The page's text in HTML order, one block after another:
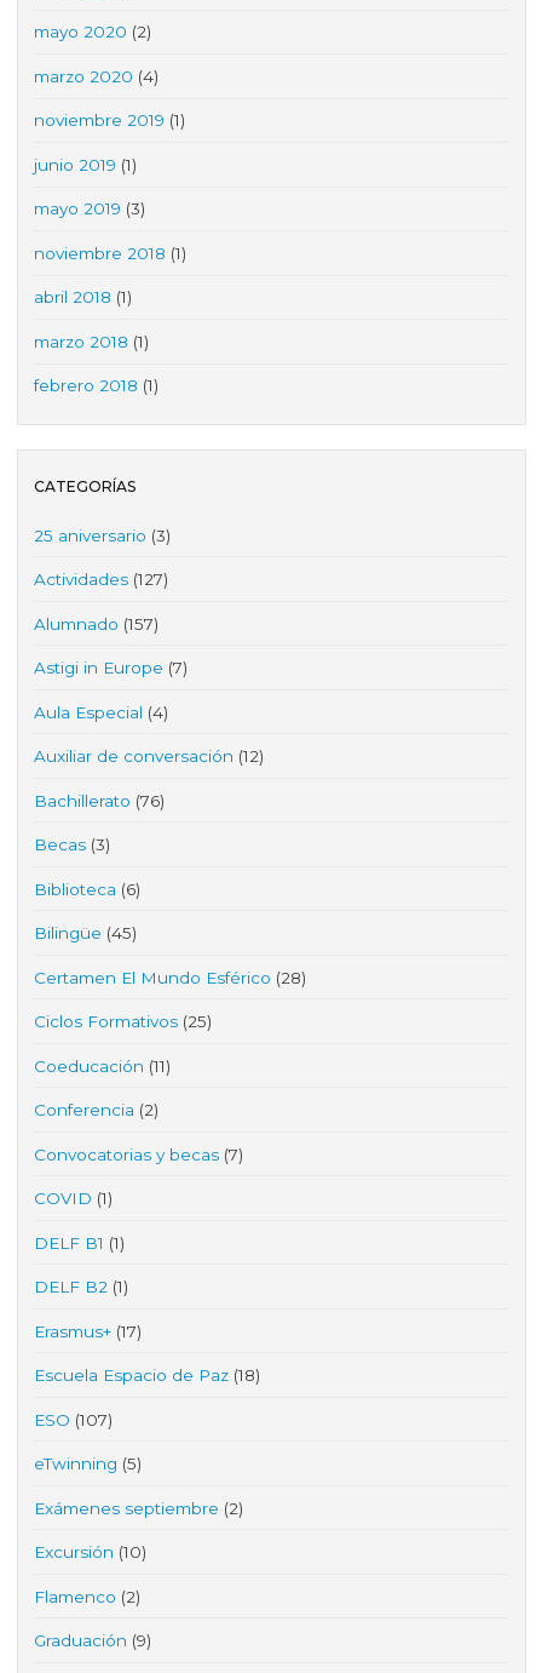
mayo 2020 (2)
marzo 2020 (4)
noviembre 2019 (1)
junio 2019 (1)
mayo 2019 (3)
noviembre 2018 (1)
abril 2018 (1)
marzo 2018 (1)
febrero 2018 (1)
CATEGORÍAS
25 aniversario (3)
Actividades (127)
Alumnado (157)
Astigi in Europe (7)
Aula Especial (4)
Auxiliar de conversación (12)
Bachillerato (76)
Becas (3)
Biblioteca (6)
Bilingüe (45)
Certamen El Mundo Esférico (28)
Ciclos Formativos (25)
Coeducación (11)
Conferencia (2)
Convocatorias y becas (7)
COVID (1)
DELF B1 (1)
DELF B2 (1)
Erasmus+ (17)
Escuela Espacio de Paz (18)
ESO (107)
eTwinning (5)
Exámenes septiembre (2)
Excursión (10)
Flamenco (2)
Graduación (9)